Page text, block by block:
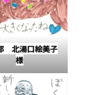
北湯口絵美子
様